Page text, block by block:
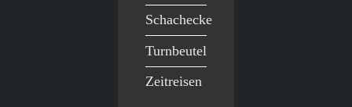
Schachecke
Turnbeutel
Zeitreisen